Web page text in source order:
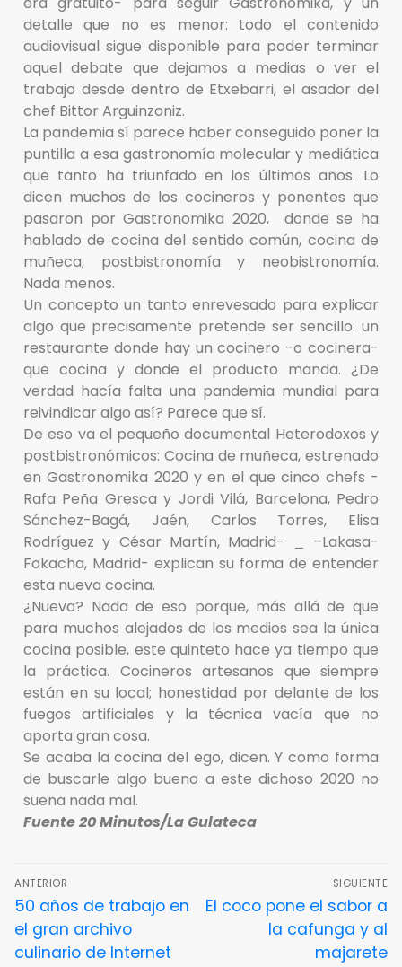
detalle que no es menor: todo el contenido
audiovisual sigue disponible para poder terminar
aquel debate que dejamos a medias o ver el
trabajo desde dentro de Etxebarri, el asador del
chef Bittor Arguinzoniz.
La pandemia sí parece haber conseguido poner la
puntilla a esa gastronomía molecular y mediática
que tanto ha triunfado en los últimos años. Lo
dicen muchos de los cocineros y ponentes que
pasaron por Gastronomika 2020, donde se ha
hablado de cocina del sentido común, cocina de
muñeca, postbistronomía y neobistronomía.
Nada menos.
Un concepto un tanto enrevesado para explicar
algo que precisamente pretende ser sencillo: un
restaurante donde hay un cocinero -o cocinera-
que cocina y donde el producto manda. ¿De
verdad hacía falta una pandemia mundial para
reivindicar algo así? Parece que sí.
De eso va el pequeño documental Heterodoxos y
postbistronómicos: Cocina de muñeca, estrenado
en Gastronomika 2020 y en el que cinco chefs -
Rafa Peña Gresca y Jordi Vilá, Barcelona, Pedro
Sánchez-Bagá, Jaén, Carlos Torres, Elisa
Rodríguez y César Martín, Madrid- _ –Lakasa-
Fokacha, Madrid- explican su forma de entender
esta nueva cocina.
¿Nueva? Nada de eso porque, más allá de que
para muchos alejados de los medios sea la única
cocina posible, este quinteto hace ya tiempo que
la práctica. Cocineros artesanos que siempre
están en su local; honestidad por delante de los
fuegos artificiales y la técnica vacía que no
aporta gran cosa.
Se acaba la cocina del ego, dicen. Y como forma
de buscarle algo bueno a este dichoso 2020 no
suena nada mal.
Fuente 20 Minutos/La Gulateca
ANTERIOR
50 años de trabajo en
el gran archivo
culinario de Internet
SIGUIENTE
El coco pone el sabor a
la cafunga y al
majarete